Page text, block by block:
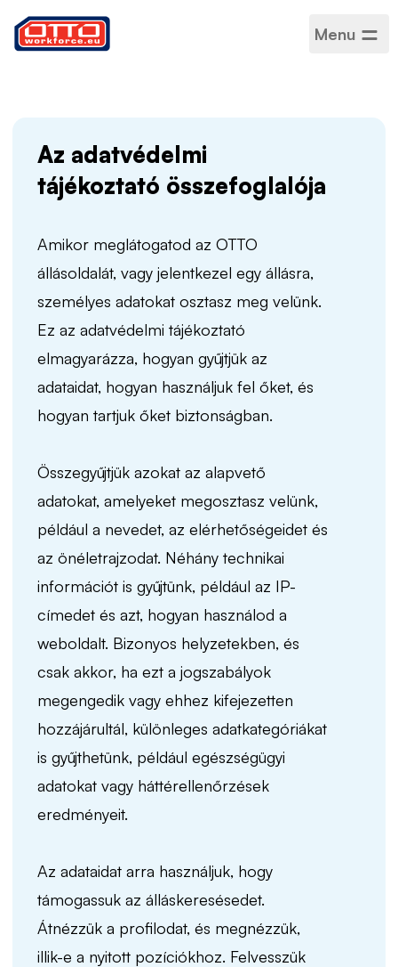
Menu
Az adatvédelmi
tájékoztató összefoglalója
Amikor meglátogatod az OTTO
állásoldalát, vagy jelentkezel egy állásra,
személyes adatokat osztasz meg velünk.
Ez az adatvédelmi tájékoztató
elmagyarázza, hogyan gyűjtjük az
adataidat, hogyan használjuk fel őket, és
hogyan tartjuk őket biztonságban.
Összegyűjtjük azokat az alapvető
adatokat, amelyeket megosztasz velünk,
például a nevedet, az elérhetőségeidet és
az önéletrajzodat. Néhány technikai
információt is gyűjtünk, például az IP-
címedet és azt, hogyan használod a
weboldalt. Bizonyos helyzetekben, és
csak akkor, ha ezt a jogszabályok
megengedik vagy ehhez kifejezetten
hozzájárultál, különleges adatkategóriákat
is gyűjthetünk, például egészségügyi
adatokat vagy háttérellenőrzések
eredményeit.
Az adataidat arra használjuk, hogy
támogassuk az álláskeresésedet.
Átnézzük a profilodat, és megnézzük,
illik-e a nyitott pozíciókhoz. Felvesszük